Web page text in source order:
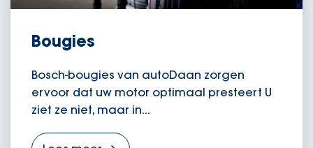
Bougies
Bosch-bougies van autoDaan zorgen
ervoor dat uw motor optimaal presteert U
ziet ze niet, maar in...